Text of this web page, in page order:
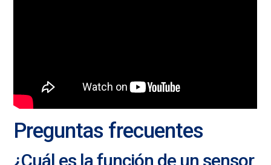
Preguntas frecuentes
¿Cuál es la función de un sensor